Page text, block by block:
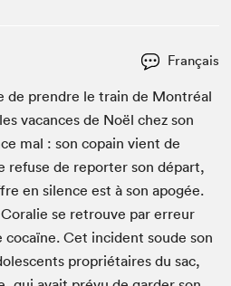
Français
de pren­dre le train de Mon­tréal
vacances de Noël chez son
mal : son copain vient de
refuse de reporter son départ,
en silence est à son apogée.
se retrou­ve par erreur
cocaïne. Cet inci­dent soude son
pro­prié­taires du sac,